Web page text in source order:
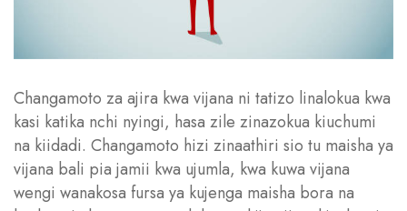
Changamoto za ajira kwa vijana ni tatizo linalokua kwa
kasi katika nchi nyingi, hasa zile zinazokua kiuchumi
na kiidadi. Changamoto hizi zinaathiri sio tu maisha ya
vijana bali pia jamii kwa ujumla, kwa kuwa vijana
wengi wanakosa fursa ya kujenga maisha bora na